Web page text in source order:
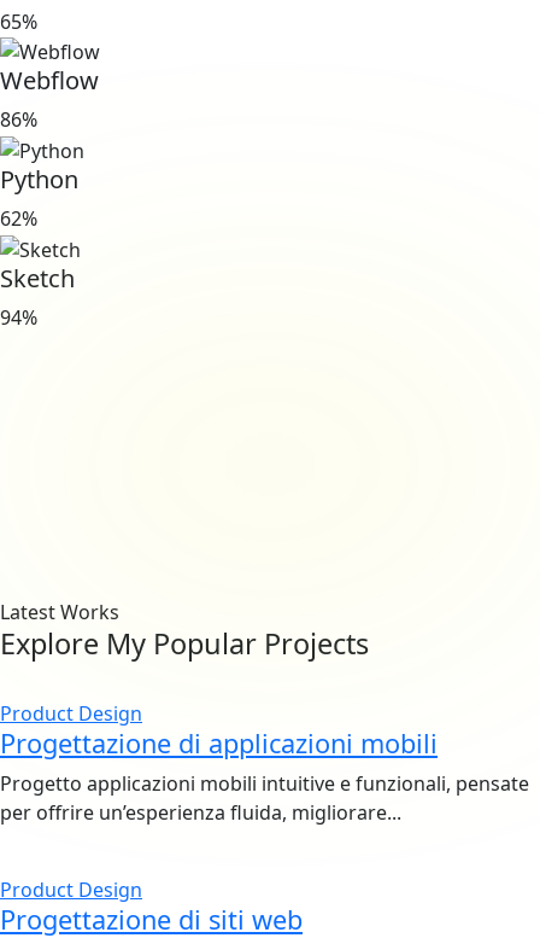
65%
Webflow
86%
Python
62%
Sketch
94%
Latest Works
Explore My Popular Projects
Product Design
Progettazione di applicazioni mobili
Progetto applicazioni mobili intuitive e funzionali, pensate
per offrire un’esperienza fluida, migliorare...
Product Design
Progettazione di siti web